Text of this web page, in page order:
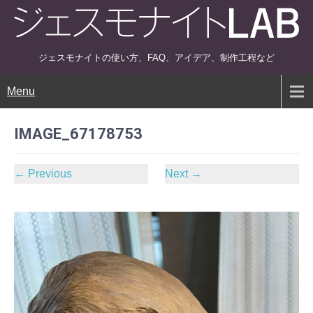
ジェスモナイトの使い方、FAQ、アイデア、制作工程など
Menu
IMAGE_67178753
← Previous Next →